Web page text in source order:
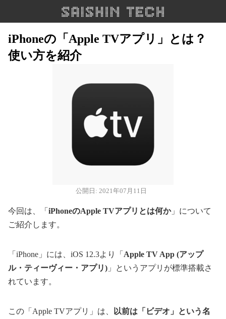
iPhoneの「Apple TVアプリ」とは？
使い方を紹介
公開日: 2021年07月11日
今回は、「 iPhoneのApple TVアプリとは何か」について
ご紹介します。
「iPhone」には、iOS 12.3より「 Apple TV App (アップ
ル・ティーヴィー・アプリ) 」というアプリが標準搭載さ
れています。
この「Apple TVアプリ」は、
以前は「ビデオ」という名